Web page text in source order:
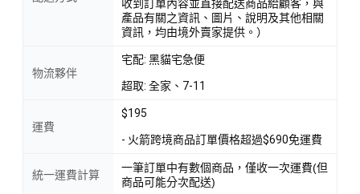
收到訂單內容並直接配送商品給顧客，與
產品有關之資訊、圖片、說明及其他相關
資訊，均由境外賣家提供。）
物流夥伴
宅配: 黑貓宅急便
超取: 全家、7-11
運費
$195
- 火箭跨境商品訂單價格超過$690免運費
統一運費計算
一筆訂單中有數個商品，僅收一次運費(但
商品可能分次配送)